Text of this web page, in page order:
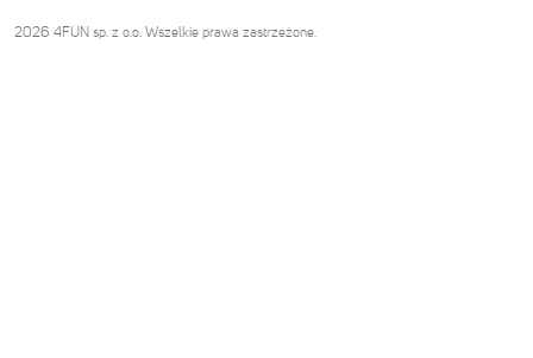
2026 4FUN sp. z o.o. Wszelkie prawa zastrzeżone.